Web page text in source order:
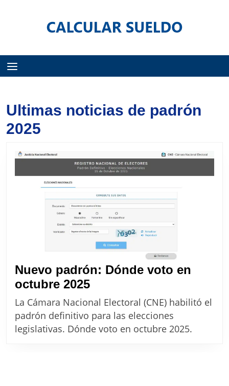
Ultimas noticias de padrón
2025
Nuevo padrón: Dónde voto en
octubre 2025Nuevo
padrón:
Dónde
voto
La Cámara Nacional Electoral (CNE) habilitó el
padrón definitivo para las elecciones
legislativas. Dónde voto en octubre 2025.